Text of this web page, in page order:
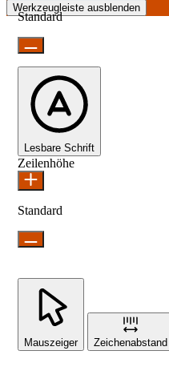
Werkzeugleiste ausblenden
Standard
Lesbare Schrift
Zeilenhöhe
Standard
Mauszeiger Zeichenabstand